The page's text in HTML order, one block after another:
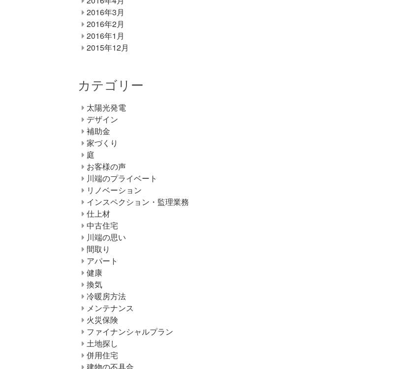
2016年3月
2016年2月
2016年1月
2015年12月
カテゴリー
太陽光発電
デザイン
補助金
家づくり
庭
お客様の声
川端のプライベート
リノベーション
インスペクション・監理業務
仕上材
中古住宅
川端の思い
間取り
アパート
健康
換気
冷暖房方法
メンテナンス
火災保険
ファイナンシャルプラン
土地探し
併用住宅
建物の不具合